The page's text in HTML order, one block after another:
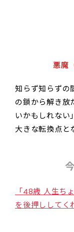
悪魔
知らず知らずの
の鎖から解き放
いかもしれない
大きな転換点と
「48歳 人生ち
を後押ししてく